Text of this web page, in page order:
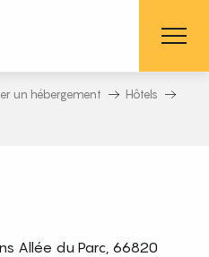
un hébergement
Hôtels
Allée du Parc, 66820